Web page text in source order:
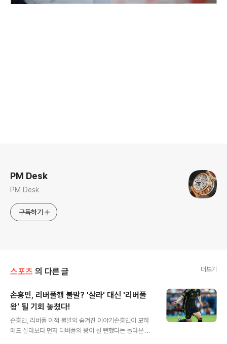
PM Desk
PM Desk
구독하기
스포츠 의 다른 글 더보기
손흥민, 리버풀행 불발? '살라' 대신 '리버풀
왕' 될 기회 놓쳤다!
손흥민, 리버풀 이적 불발의 숨겨진 이야기손흥민이 모하
메드 살라보다 먼저 리버풀의 왕이 될 뻔했다는 놀라운 이